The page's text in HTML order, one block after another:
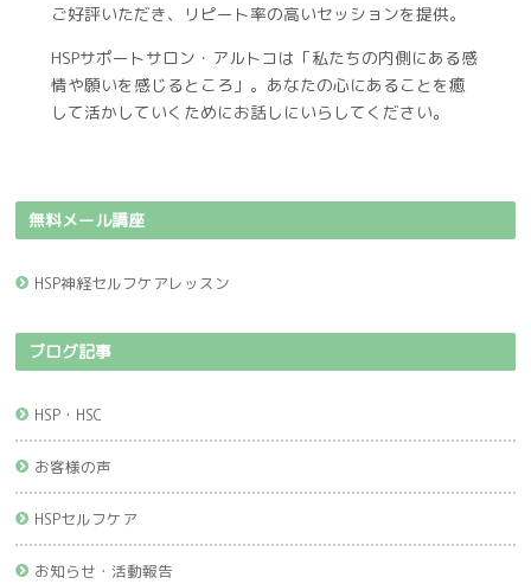
ご好評いただき、リピート率の高いセッションを提供。
HSPサポートサロン・アルトコは「私たちの内側にある感
情や願いを感じるところ」。あなたの心にあることを癒
して活かしていくためにお話しにいらしてください。
無料メール講座
HSP神経セルフケアレッスン
ブログ記事
HSP・HSC
お客様の声
HSPセルフケア
お知らせ・活動報告